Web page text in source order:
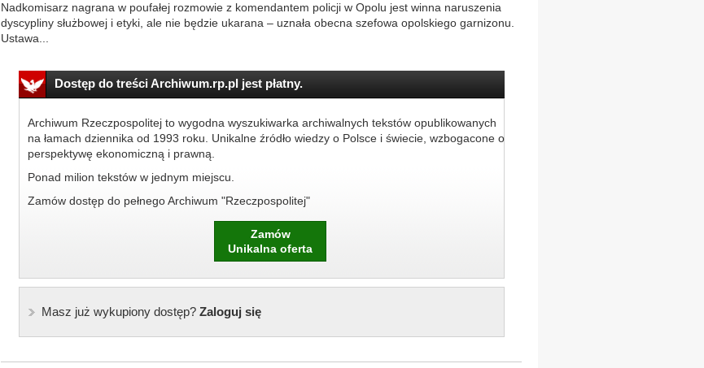
Nadkomisarz nagrana w poufałej rozmowie z komendantem policji w Opolu jest winna naruszenia
dyscypliny służbowej i etyki, ale nie będzie ukarana – uznała obecna szefowa opolskiego garnizonu.
Ustawa...
Dostęp do treści Archiwum.rp.pl jest płatny.
Archiwum Rzeczpospolitej to wygodna wyszukiwarka archiwalnych tekstów opublikowanych
na łamach dziennika od 1993 roku. Unikalne źródło wiedzy o Polsce i świecie, wzbogacone o
perspektywę ekonomiczną i prawną.
Ponad milion tekstów w jednym miejscu.
Zamów dostęp do pełnego Archiwum "Rzeczpospolitej"
Zamów
Unikalna oferta
Masz już wykupiony dostęp?Zaloguj się